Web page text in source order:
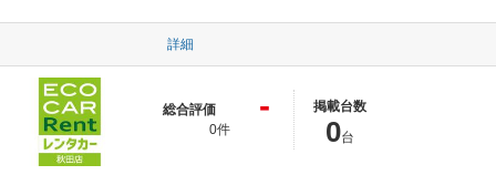
詳細
総合評価 -
0件
掲載台数
0台